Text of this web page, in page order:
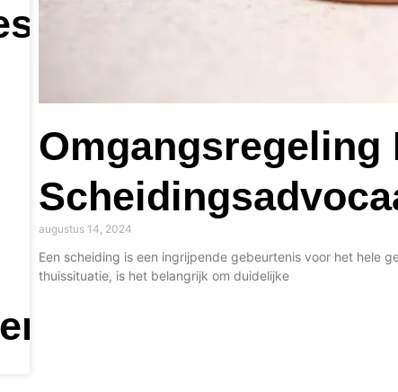
Omgangsregeling
augustus 14, 2024
Een scheiding is een ingrijpende gebeurtenis voor het hele
thuissituatie, is het belangrijk om duidelijke